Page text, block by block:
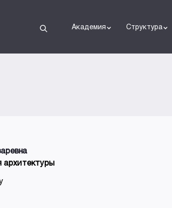
Академия Структура
архитектуры